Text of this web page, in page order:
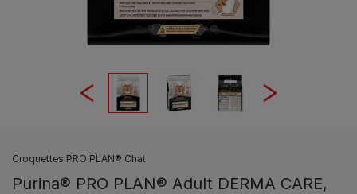
Croquettes PRO PLAN® Chat
Purina® PRO PLAN® Adult DERMA CARE,